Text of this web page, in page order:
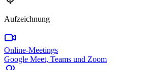
Aufzeichnung
Online-Meetings
Google Meet, Teams und Zoom